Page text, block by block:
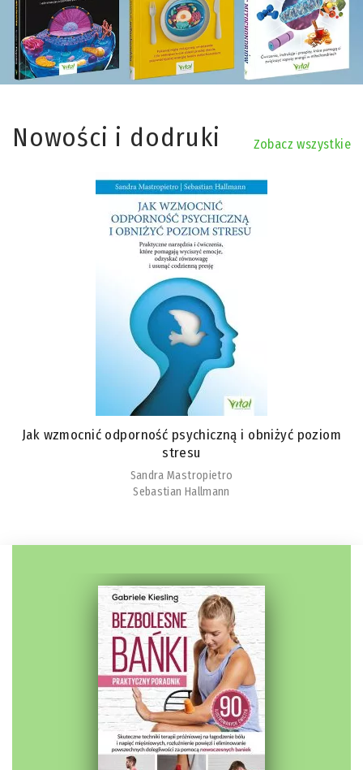
Nowości i dodruki Zobacz wszystkie
Jak wzmocnić odporność psychiczną i obniżyć poziom
stresu
Sandra Mastropietro
Sebastian Hallmann